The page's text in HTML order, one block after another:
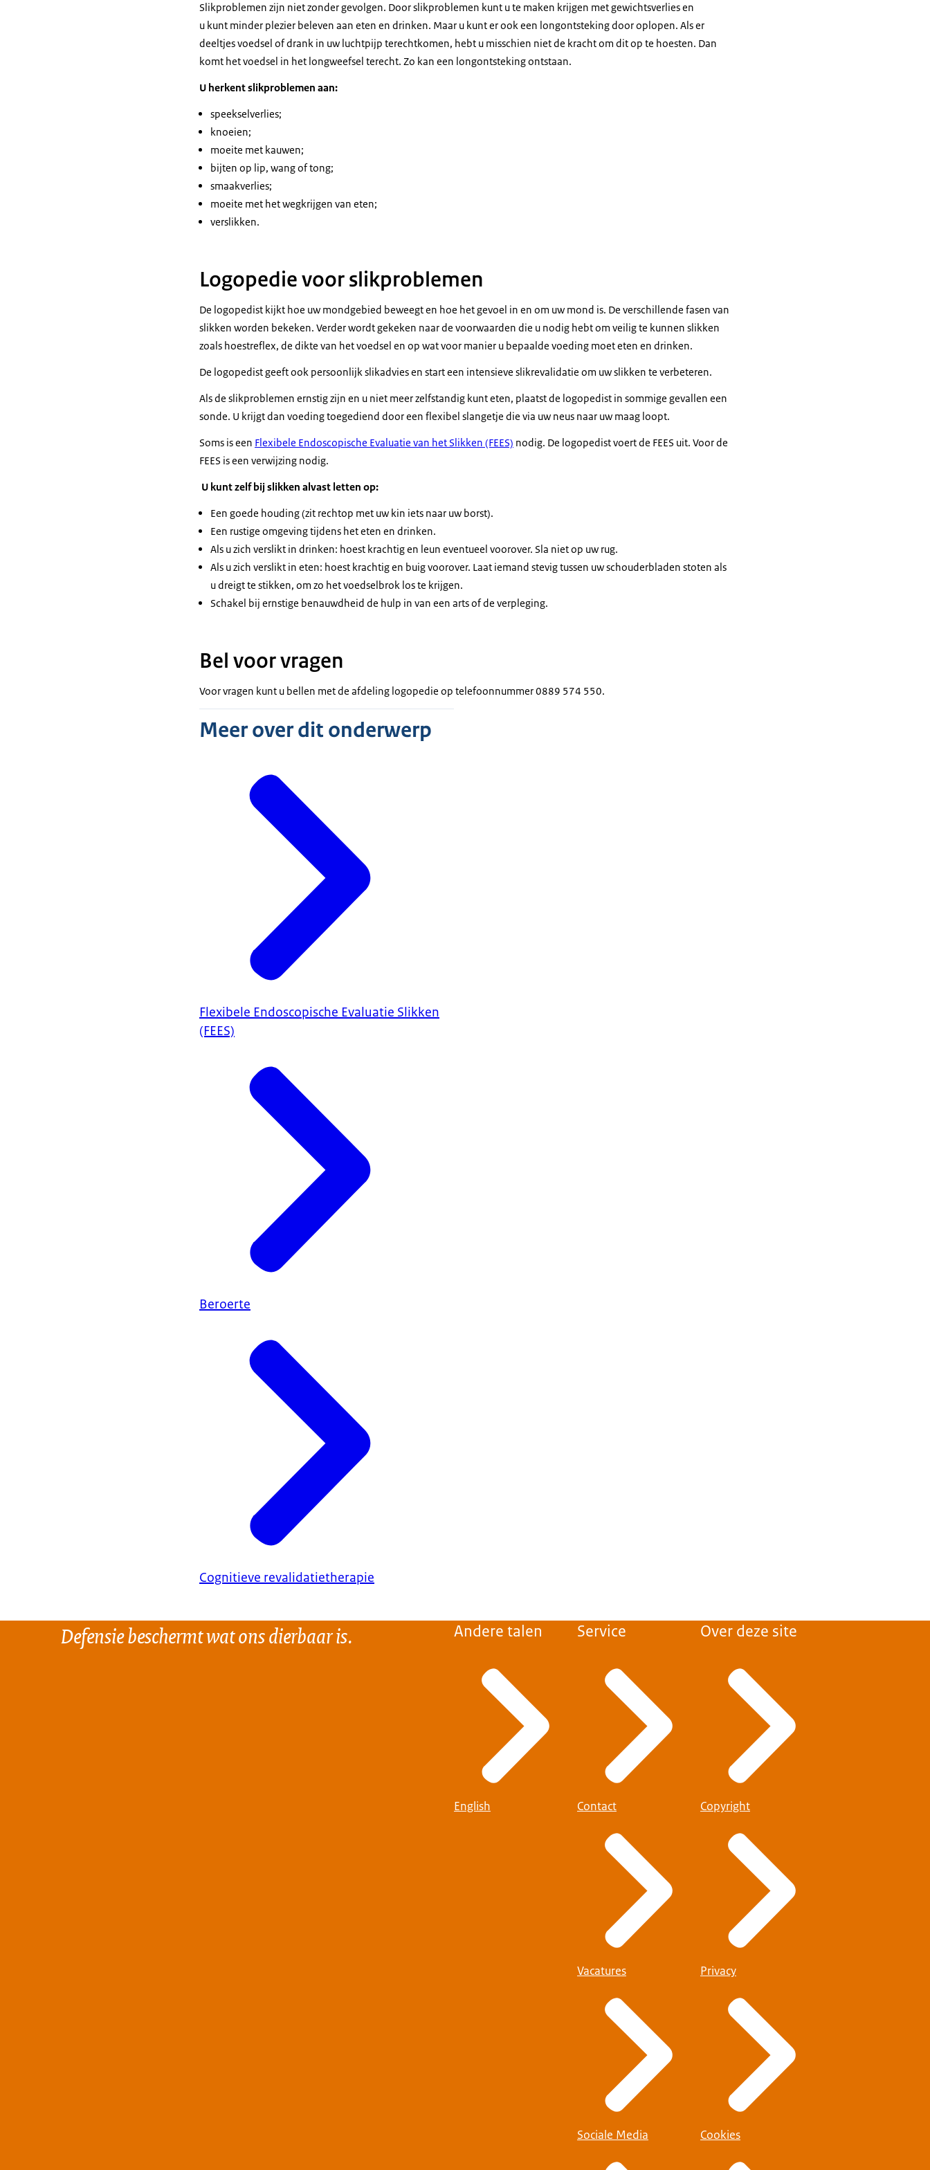
Slikproblemen zijn niet zonder gevolgen. Door slikproblemen kunt u te maken krijgen met gewichtsverlies en
u kunt minder plezier beleven aan eten en drinken. Maar u kunt er ook een longontsteking door oplopen. Als er
deeltjes voedsel of drank in uw luchtpijp terechtkomen, hebt u misschien niet de kracht om dit op te hoesten. Dan
komt het voedsel in het longweefsel terecht. Zo kan een longontsteking ontstaan.
U herkent slikproblemen aan:
speekselverlies;
knoeien;
moeite met kauwen;
bijten op lip, wang of tong;
smaakverlies;
moeite met het wegkrijgen van eten;
verslikken.
Logopedie voor slikproblemen
De logopedist kijkt hoe uw mondgebied beweegt en hoe het gevoel in en om uw mond is. De verschillende fasen van
slikken worden bekeken. Verder wordt gekeken naar de voorwaarden die u nodig hebt om veilig te kunnen slikken
zoals hoestreflex, de dikte van het voedsel en op wat voor manier u bepaalde voeding moet eten en drinken.
De logopedist geeft ook persoonlijk slikadvies en start een intensieve slikrevalidatie om uw slikken te verbeteren.
Als de slikproblemen ernstig zijn en u niet meer zelfstandig kunt eten, plaatst de logopedist in sommige gevallen een
sonde. U krijgt dan voeding toegediend door een flexibel slangetje die via uw neus naar uw maag loopt.
Soms is een Flexibele Endoscopische Evaluatie van het Slikken (FEES) nodig. De logopedist voert de FEES uit. Voor de
FEES is een verwijzing nodig.
U kunt zelf bij slikken alvast letten op:
Een goede houding (zit rechtop met uw kin iets naar uw borst).
Een rustige omgeving tijdens het eten en drinken.
Als u zich verslikt in drinken: hoest krachtig en leun eventueel voorover. Sla niet op uw rug.
Als u zich verslikt in eten: hoest krachtig en buig voorover. Laat iemand stevig tussen uw schouderbladen stoten als
u dreigt te stikken, om zo het voedselbrok los te krijgen.
Schakel bij ernstige benauwdheid de hulp in van een arts of de verpleging.
Bel voor vragen
Voor vragen kunt u bellen met de afdeling logopedie op telefoonnummer 0889 574 550.
Meer over dit onderwerp
Flexibele Endoscopische Evaluatie Slikken
(FEES)
Beroerte
Cognitieve revalidatietherapie
Defensie beschermt wat ons dierbaar is. Andere talen
English
Service
Contact
Vacatures
Sociale Media
Over deze site
Copyright
Privacy
Cookies